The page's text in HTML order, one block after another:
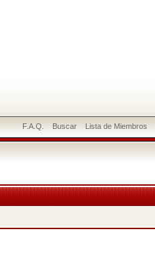
F.A.Q. Buscar Lista de Miembros